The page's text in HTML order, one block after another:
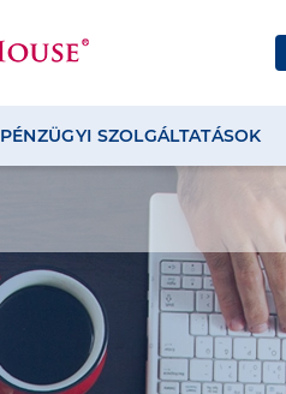
PÉNZÜGYI SZOLGÁLTATÁSOK